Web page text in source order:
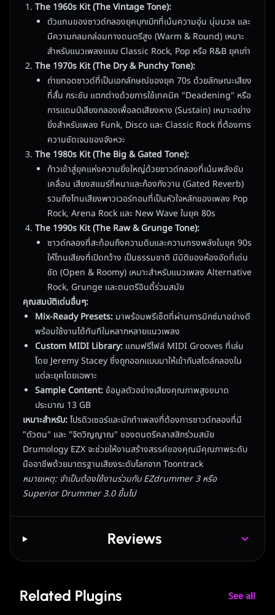
The 1960s Kit (The Vintage Tone):
ตัวแทนของซาวด์กลองยุคบุกเบิกที่เน้นความอุ่น นุ่มนวล และ
มีความกลมกล่อมทางดนตรีสูง (Warm & Round) เหมาะ
สำหรับแนวเพลงแบบ Classic Rock, Pop หรือ R&B ยุคเก่า
The 1970s Kit (The Dry & Punchy Tone):
ถ่ายทอดซาวด์ที่เป็นเอกลักษณ์ของยุค 70s ด้วยลักษณะเสียง
ที่สั้น กระชับ แตกต่างด้วยการใช้เทคนิค "Deadening" หรือ
การแดมป์เสียงกลองเพื่อลดเสียงหาง (Sustain) เหมาะอย่าง
ยิ่งสำหรับเพลง Funk, Disco และ Classic Rock ที่ต้องการ
ความชัดเจนของจังหวะ
The 1980s Kit (The Big & Gated Tone):
ก้าวเข้าสู่ยุคแห่งความยิ่งใหญ่ด้วยซาวด์กลองที่เน้นพลังขับ
เคลื่อน เสียงสแนร์ที่หนาและก้องกังวาน (Gated Reverb)
รวมถึงโทนเสียงพาวเวอร์ทอมที่เป็นหัวใจหลักของเพลง Pop
Rock, Arena Rock และ New Wave ในยุค 80s
The 1990s Kit (The Raw & Grunge Tone):
ซาวด์กลองที่สะท้อนถึงความดิบและความทรงพลังในยุค 90s
ให้โทนเสียงที่เปิดกว้าง เป็นธรรมชาติ มีมิติของห้องอัดที่เด่น
ชัด (Open & Roomy) เหมาะสำหรับแนวเพลง Alternative
Rock, Grunge และดนตรีอินดี้ร่วมสมัย
คุณสมบัติเด่นอื่นๆ:
Mix-Ready Presets: มาพร้อมพรีเซ็ตที่ผ่านการมิกซ์มาอย่างดี
พร้อมใช้งานได้ทันทีในหลากหลายแนวเพลง
Custom MIDI Library: แถมฟรีไฟล์ MIDI Grooves ที่เล่น
โดย Jeremy Stacey ซึ่งถูกออกแบบมาให้เข้ากับสไตล์กลองใน
แต่ละยุคโดยเฉพาะ
Sample Content: ข้อมูลตัวอย่างเสียงคุณภาพสูงขนาด
ประมาณ 13 GB
เหมาะสำหรับ:โปรดิวเซอร์และนักทำเพลงที่ต้องการซาวด์กลองที่มี
"ตัวตน" และ "จิตวิญญาณ" ของดนตรีคลาสสิกร่วมสมัย
Drumology EZX จะช่วยให้งานสร้างสรรค์ของคุณมีคุณภาพระดับ
มืออาชีพด้วยมาตรฐานเสียงระดับโลกจาก Toontrack
หมายเหตุ: จำเป็นต้องใช้งานร่วมกับ EZdrummer 3 หรือ
Superior Drummer 3.0 ขึ้นไป
Reviews
Related Plugins See all